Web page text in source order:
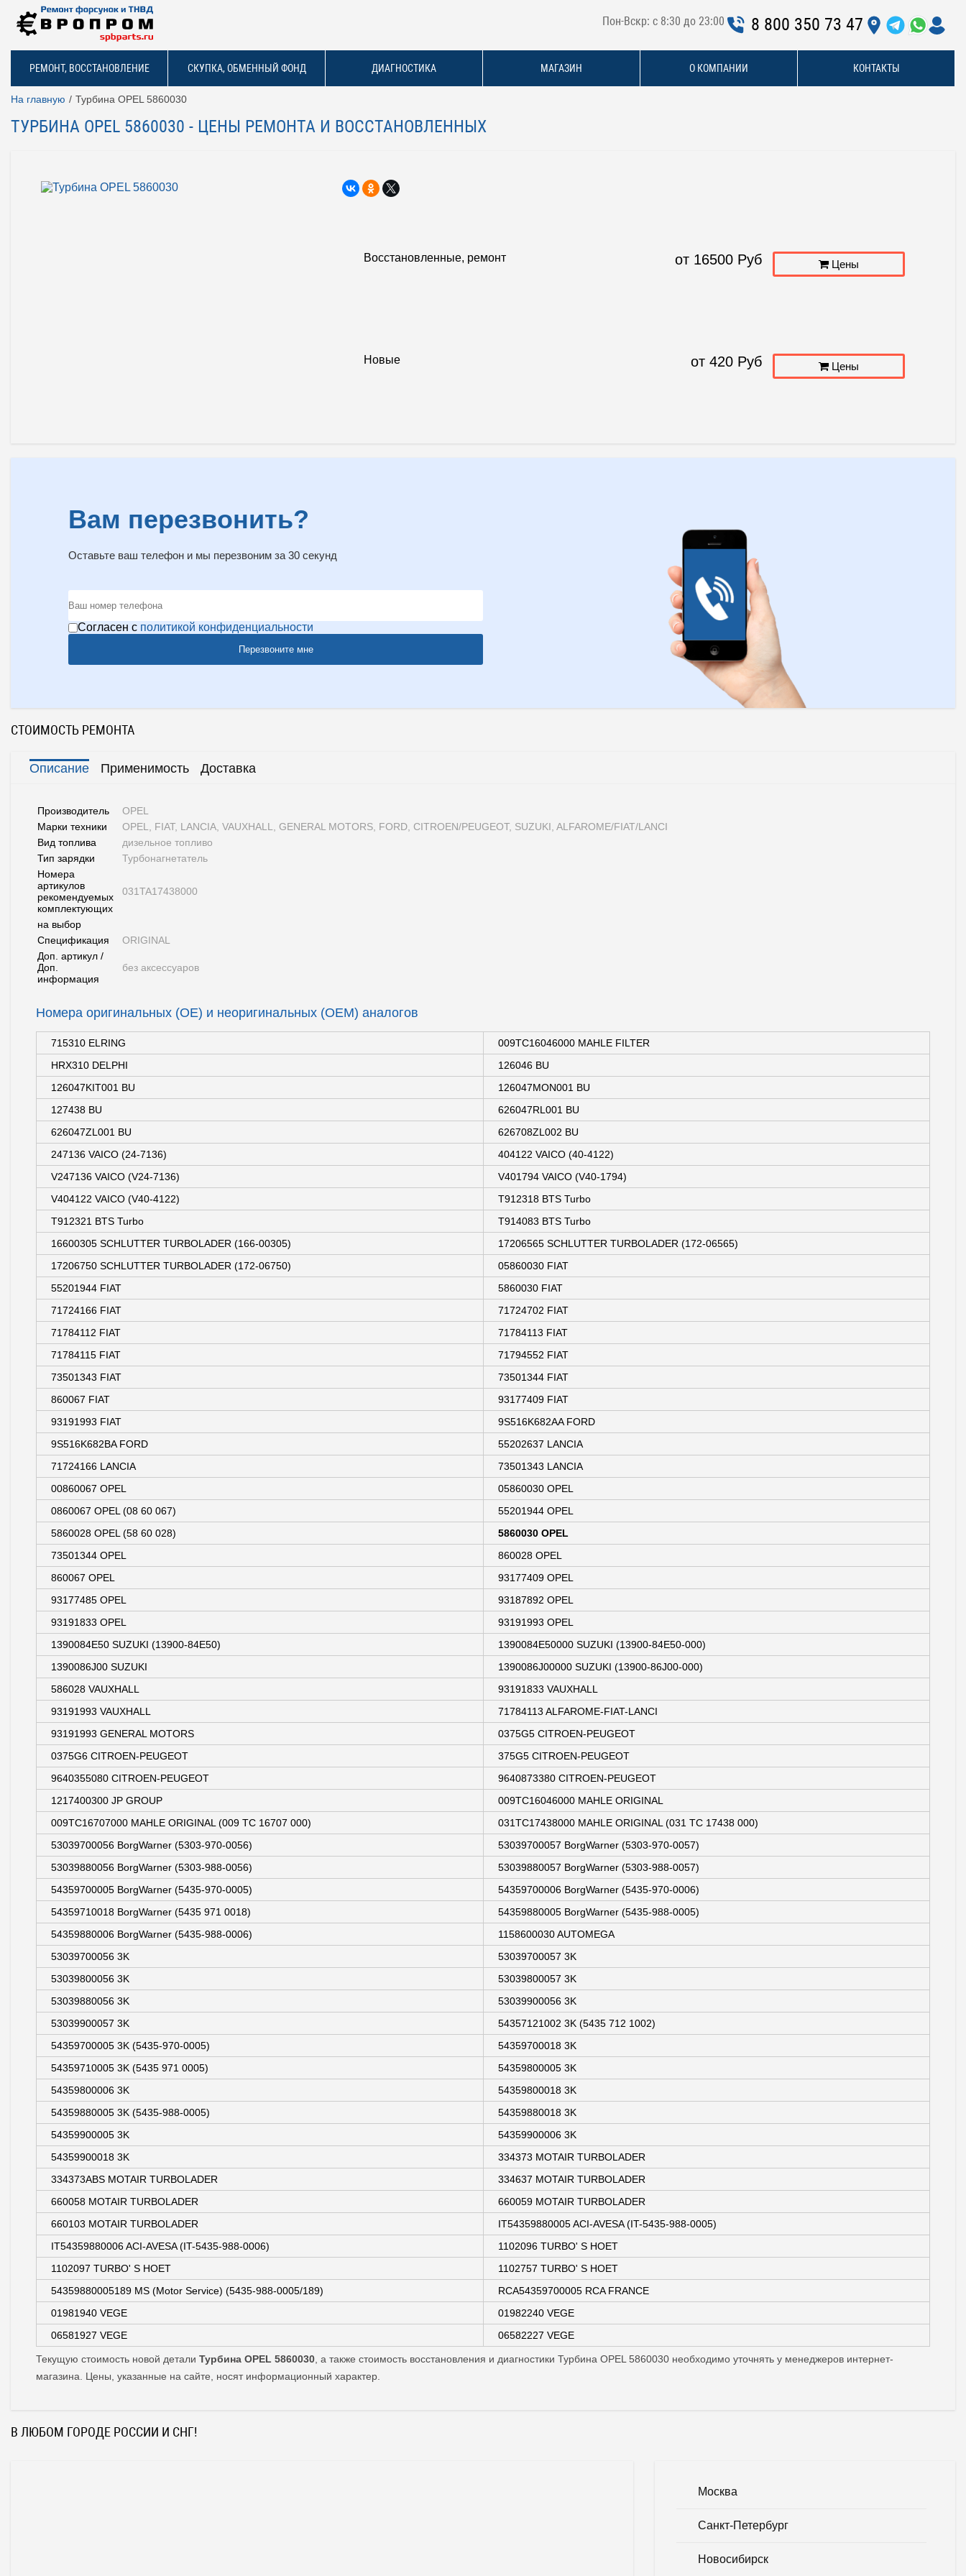
Пон-Вскр: с 8:30 до 23:00 8 800 350 73 47
РЕМОНТ, ВОССТАНОВЛЕНИЕ СКУПКА, ОБМЕННЫЙ ФОНД ДИАГНОСТИКА МАГАЗИН О КОМПАНИИ КОНТАКТЫ
На главную Турбина OPEL 5860030
ТУРБИНА OPEL 5860030 - ЦЕНЫ РЕМОНТА И ВОССТАНОВЛЕННЫХ
Восстановленные, ремонт от 16500Руб Цены
Новые от 420Руб Цены
Вам перезвонить?
Оставьте ваш телефон и мы перезвоним за 30 секунд
Согласен с политикой конфиденциальности
Перезвоните мне
СТОИМОСТЬ РЕМОНТА
Описание Применимость Доставка
Производитель
OPEL
Марки техники
OPEL, FIAT, LANCIA, VAUXHALL, GENERAL MOTORS, FORD, CITROEN/PEUGEOT, SUZUKI, ALFAROME/FIAT/LANCI
Вид топлива
дизельное топливо
Тип зарядки
Турбонагнетатель
Номера
артикулов
рекомендуемых
комплектующих
031TA17438000
на выбор
Спецификация
ORIGINAL
Доп. артикул /
Доп.
информация
без аксессуаров
Номера оригинальных (OE) и неоригинальных (OEM) аналогов
715310 ELRING
009TC16046000 MAHLE FILTER
HRX310 DELPHI
126046 BU
126047KIT001 BU
126047MON001 BU
127438 BU
626047RL001 BU
626047ZL001 BU
626708ZL002 BU
247136 VAICO (24-7136)
404122 VAICO (40-4122)
V247136 VAICO (V24-7136)
V401794 VAICO (V40-1794)
V404122 VAICO (V40-4122)
T912318 BTS Turbo
T912321 BTS Turbo
T914083 BTS Turbo
16600305 SCHLUTTER TURBOLADER (166-00305)
17206565 SCHLUTTER TURBOLADER (172-06565)
17206750 SCHLUTTER TURBOLADER (172-06750)
05860030 FIAT
55201944 FIAT
5860030 FIAT
71724166 FIAT
71724702 FIAT
71784112 FIAT
71784113 FIAT
71784115 FIAT
71794552 FIAT
73501343 FIAT
73501344 FIAT
860067 FIAT
93177409 FIAT
93191993 FIAT
9S516K682AA FORD
9S516K682BA FORD
55202637 LANCIA
71724166 LANCIA
73501343 LANCIA
00860067 OPEL
05860030 OPEL
0860067 OPEL (08 60 067)
55201944 OPEL
5860028 OPEL (58 60 028)
5860030 OPEL
73501344 OPEL
860028 OPEL
860067 OPEL
93177409 OPEL
93177485 OPEL
93187892 OPEL
93191833 OPEL
93191993 OPEL
1390084E50 SUZUKI (13900-84E50)
1390084E50000 SUZUKI (13900-84E50-000)
1390086J00 SUZUKI
1390086J00000 SUZUKI (13900-86J00-000)
586028 VAUXHALL
93191833 VAUXHALL
93191993 VAUXHALL
71784113 ALFAROME-FIAT-LANCI
93191993 GENERAL MOTORS
0375G5 CITROEN-PEUGEOT
0375G6 CITROEN-PEUGEOT
375G5 CITROEN-PEUGEOT
9640355080 CITROEN-PEUGEOT
9640873380 CITROEN-PEUGEOT
1217400300 JP GROUP
009TC16046000 MAHLE ORIGINAL
009TC16707000 MAHLE ORIGINAL (009 TC 16707 000)
031TC17438000 MAHLE ORIGINAL (031 TC 17438 000)
53039700056 BorgWarner (5303-970-0056)
53039700057 BorgWarner (5303-970-0057)
53039880056 BorgWarner (5303-988-0056)
53039880057 BorgWarner (5303-988-0057)
54359700005 BorgWarner (5435-970-0005)
54359700006 BorgWarner (5435-970-0006)
54359710018 BorgWarner (5435 971 0018)
54359880005 BorgWarner (5435-988-0005)
54359880006 BorgWarner (5435-988-0006)
1158600030 AUTOMEGA
53039700056 3K
53039700057 3K
53039800056 3K
53039800057 3K
53039880056 3K
53039900056 3K
53039900057 3K
54357121002 3K (5435 712 1002)
54359700005 3K (5435-970-0005)
54359700018 3K
54359710005 3K (5435 971 0005)
54359800005 3K
54359800006 3K
54359800018 3K
54359880005 3K (5435-988-0005)
54359880018 3K
54359900005 3K
54359900006 3K
54359900018 3K
334373 MOTAIR TURBOLADER
334373ABS MOTAIR TURBOLADER
334637 MOTAIR TURBOLADER
660058 MOTAIR TURBOLADER
660059 MOTAIR TURBOLADER
660103 MOTAIR TURBOLADER
IT54359880005 ACI-AVESA (IT-5435-988-0005)
IT54359880006 ACI-AVESA (IT-5435-988-0006)
1102096 TURBO' S HOET
1102097 TURBO' S HOET
1102757 TURBO' S HOET
54359880005189 MS (Motor Service) (5435-988-0005/189)
RCA54359700005 RCA FRANCE
01981940 VEGE
01982240 VEGE
06581927 VEGE
06582227 VEGE
Текущую стоимость новой детали Турбина OPEL 5860030 , а также стоимость восстановления и диагностики Турбина OPEL 5860030 необходимо уточнять у менеджеров интернет-
магазина. Цены, указанные на сайте, носят информационный характер.
В ЛЮБОМ ГОРОДЕ РОССИИ И СНГ!
Москва
Санкт-Петербург
Новосибирск